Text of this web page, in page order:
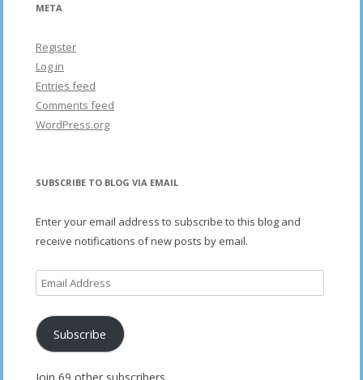
META
Register
Log in
Entries feed
Comments feed
WordPress.org
SUBSCRIBE TO BLOG VIA EMAIL
Enter your email address to subscribe to this blog and
receive notifications of new posts by email.
Email
Address
Subscribe